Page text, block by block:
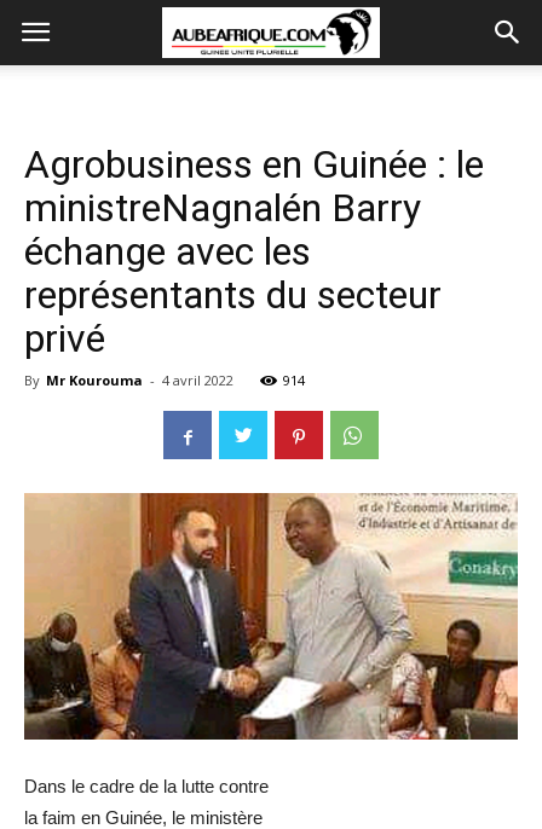
Agrobusiness en Guinée : le
ministreNagnalén Barry
échange avec les
représentants du secteur
privé
By Mr Kourouma - 4 avril 2022 914
Dans le cadre de la lutte contre
la faim en Guinée, le ministère